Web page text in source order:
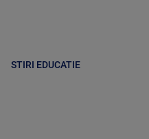
STIRI EDUCATIE